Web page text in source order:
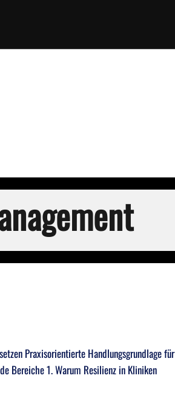
Praxisorientierte Handlungsgrundlage für
Bereiche 1. Warum Resilienz in Kliniken